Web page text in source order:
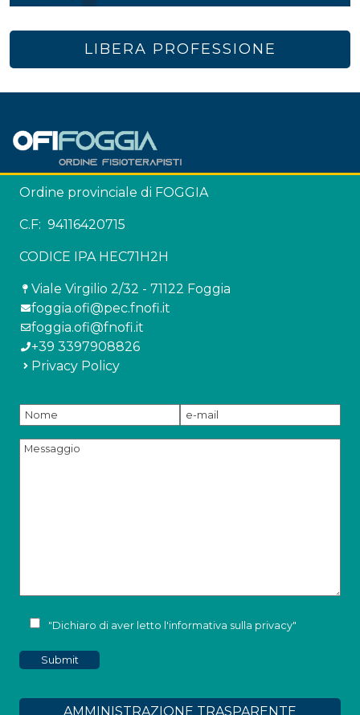
LIBERA PROFESSIONE
Ordine provinciale di FOGGIA
C.F: 94116420715
CODICE IPA HEC71H2H
Viale Virgilio 2/32 - 71122 Foggia
foggia.ofi@pec.fnofi.it
foggia.ofi@fnofi.it
+39 3397908826
Privacy Policy
"Dichiaro di aver letto l'informativa sulla privacy"
AMMINISTRAZIONE TRASPARENTE